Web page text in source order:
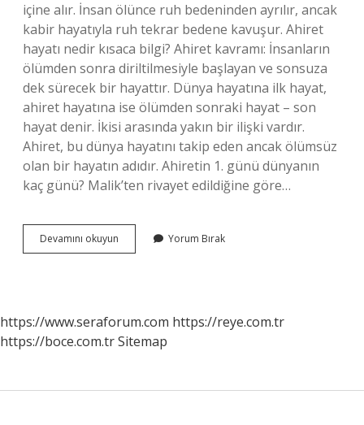
içine alır. İnsan ölünce ruh bedeninden ayrılır, ancak
kabir hayatıyla ruh tekrar bedene kavuşur. Ahiret
hayatı nedir kısaca bilgi? Ahiret kavramı: İnsanların
ölümden sonra diriltilmesiyle başlayan ve sonsuza
dek sürecek bir hayattır. Dünya hayatına ilk hayat,
ahiret hayatına ise ölümden sonraki hayat – son
hayat denir. İkisi arasında yakın bir ilişki vardır.
Ahiret, bu dünya hayatını takip eden ancak ölümsüz
olan bir hayatın adıdır. Ahiretin 1. günü dünyanın
kaç günü? Malik’ten rivayet edildiğine göre…
Devamını okuyun
Hayatı
Yorum Bırak
https://www.seraforum.com https://reye.com.tr
https://boce.com.trSitemap